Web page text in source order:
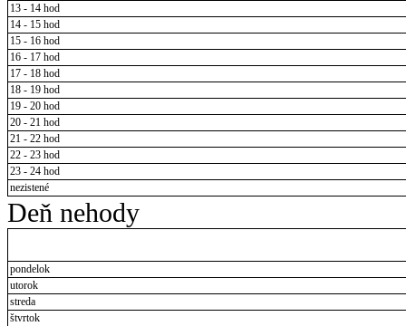
13 - 14 hod
14 - 15 hod
15 - 16 hod
16 - 17 hod
17 - 18 hod
18 - 19 hod
19 - 20 hod
20 - 21 hod
21 - 22 hod
22 - 23 hod
23 - 24 hod
nezistené
Deň nehody
pondelok
utorok
streda
štvrtok